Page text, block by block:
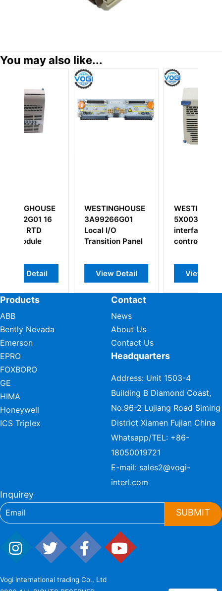
You may also like...
Panel
Detail
WESTINGHOUSE
5X00301G01 I/O
interface
controller
View Detail
Foxboro DNBT
P0971WV
Interface
View Detail
Products
ABB
Bently Nevada
Emerson
EPRO
FOXBORO
GE
HIMA
Honeywell
ICS Triplex
Contact
News
About Us
Contact Us
Headquarters
Address: Unit 1503-4
Building B Diamond Coast,
No.96-2 Lujiang Road Siming
District Xiamen Fujian China
Whatsapp/TEL: +86-
18050019721
E-mail: sales2@vogi-
interl.com
Inquirey
SUBMIT
Vogi international trading Co., Ltd